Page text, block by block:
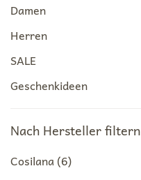
Damen
Herren
SALE
Geschenkideen
Nach Hersteller filtern
Cosilana (6)